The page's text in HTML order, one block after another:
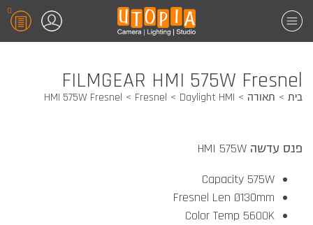
0
FILMGEAR HMI 575W Fresnel
בית תאורה Daylight HMI
Fresnel
HMI 575W Fresnel
פנס עדשה HMI 575W
Capacity 575W
Fresnel Len Ø130mm
Color Temp 5600K